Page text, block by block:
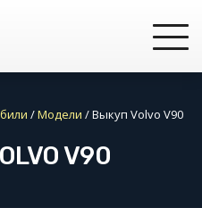
/Модели /Выкуп Volvo V90
V90